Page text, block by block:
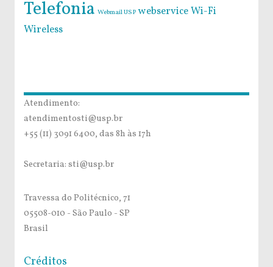
Telefonia Webmail USP webserviceWi-Fi
Wireless
Atendimento:
atendimentosti@usp.br
+55 (11) 3091 6400, das 8h às 17h
Secretaria: sti@usp.br
Travessa do Politécnico, 71
05508-010 - São Paulo - SP
Brasil
Créditos